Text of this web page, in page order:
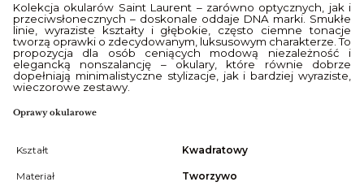
Kolekcja okularów Saint Laurent – zarówno optycznych, jak i
przeciwsłonecznych – doskonale oddaje DNA marki. Smukłe
linie, wyraziste kształty i głębokie, często ciemne tonacje
tworzą oprawki o zdecydowanym, luksusowym charakterze. To
propozycja dla osób ceniących modową niezależność i
elegancką nonszalancję – okulary, które równie dobrze
dopełniają minimalistyczne stylizacje, jak i bardziej wyraziste,
wieczorowe zestawy.
Oprawy okularowe
Kształt Kwadratowy
Materiał Tworzywo